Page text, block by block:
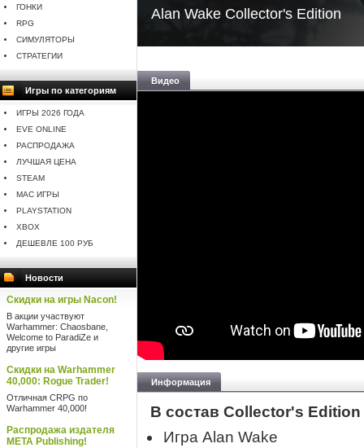
ГОНКИ
RPG
СИМУЛЯТОРЫ
СТРАТЕГИИ
Игры по категориям
ИГРЫ 2026 ГОДА
EVE ONLINE
РАСПРОДАЖА
ЛУЧШАЯ ЦЕНА
STEAM
MAC ИГРЫ
PLAYSTATION
XBOX
ДЕШЕВЛЕ 100 РУБ
Новости
Скидки на игры Nacon!
В акции участвуют
Warhammer: Chaosbane,
Welcome to ParadiZe и
другие игры
Скидки на Warhammer
40,000: Rogue Trader!
Отличная CRPG по
Warhammer 40,000!
Распродажа издателя
META Publishing!
Alan Wake Collector's Edition
Видео
Информация
В состав Collector's Edition
Игра Alan Wake